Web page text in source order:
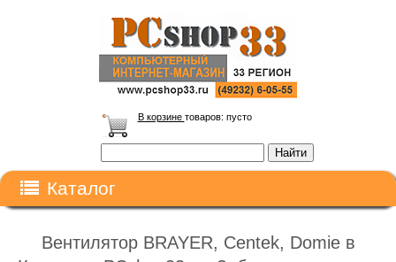
В корзине товаров: пусто
Каталог
Вентилятор BRAYER, Centek, Domie в